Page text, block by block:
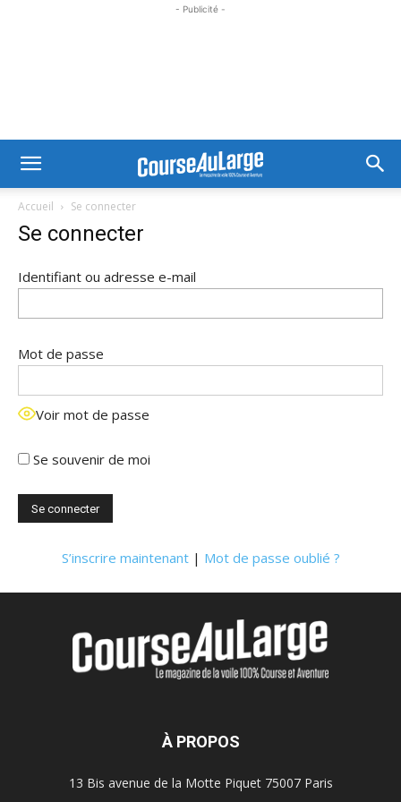
- Publicité -
Accueil Se connecter
Se connecter
Identifiant ou adresse e-mail
Mot de passe
Voir mot de passe
Se souvenir de moi
S’inscrire maintenant| Mot de passe oublié ?
À PROPOS
13 Bis avenue de la Motte Piquet 75007 Paris